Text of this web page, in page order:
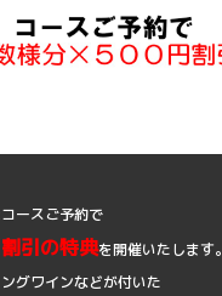
ースご予約で
引の特典を開催いたします。
グワインなどが付いた